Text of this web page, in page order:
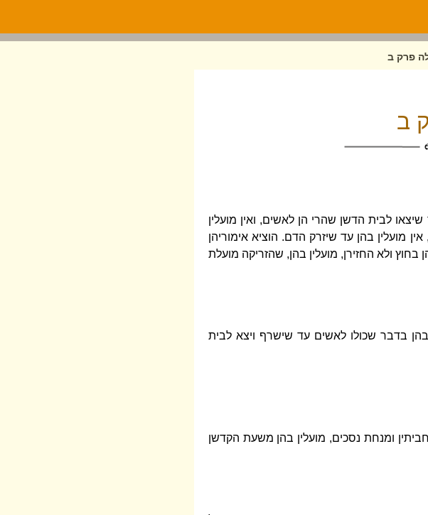
פרק ב
ב
לבית הדשן שהרי הן לאשים, ואין מועלין
מועלין בהן עד שיזרק הדם. הוציא אימוריהן
בחוץ ולא החזירן, מועלין בהן, שהזריקה מועלת
בדבר שכולו לאשים עד שישרף ויצא לבית
ומנחת נסכים, מועלין בהן משעת הקדשן